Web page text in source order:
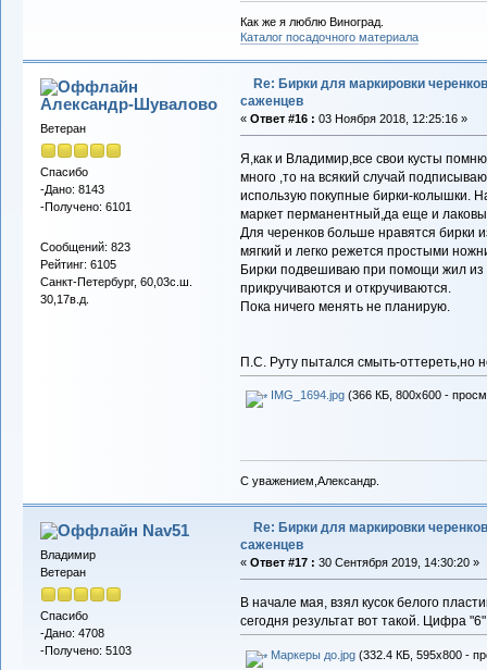
Как же я люблю Виноград.
Каталог посадочного материала
Александр-Шувалово
Ветеран
Спасибо
-Дано: 8143
-Получено: 6101
Сообщений: 823
Рейтинг: 6105
Санкт-Петербург, 60,03с.ш.
30,17в.д.
Re: Бирки для маркировки
саженцев
« Ответ #16 : 03 Ноября 2018, 12:25:16 »
Я,как и Владимир,все свои кусты
много ,то на всякий случай
использую покупные бирки-колышки.
маркет перманентный,да еще и
Для черенков больше нравятся бирки
мягкий и легко режется простыми
Бирки подвешиваю при помощи жил из
прикручиваются и откручиваются.
Пока ничего менять не планирую.
П.С. Руту пытался смыть-оттереть,но
IMG_1694.jpg(366 КБ, 800x600 -
С уважением,Александр.
Nav51
Владимир
Ветеран
Спасибо
-Дано: 4708
-Получено: 5103
Re: Бирки для маркировки
саженцев
« Ответ #17 : 30 Сентября 2019, 14:30:20 »
В начале мая, взял кусок белого
сегодня результат вот такой. Цифра
Маркеры до.jpg(332.4 КБ, 595x800 -